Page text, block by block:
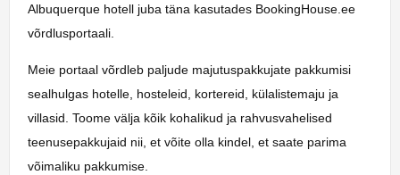
Albuquerque hotell juba täna kasutades BookingHouse.ee
võrdlusportaali.
Meie portaal võrdleb paljude majutuspakkujate pakkumisi
sealhulgas hotelle, hosteleid, kortereid, külalistemaju ja
villasid. Toome välja kõik kohalikud ja rahvusvahelised
teenusepakkujaid nii, et võite olla kindel, et saate parima
võimaliku pakkumise.